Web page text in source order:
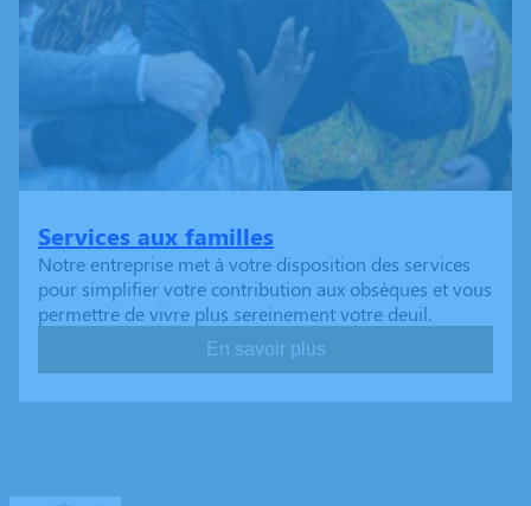
Services aux familles
Notre entreprise met à votre disposition des services
pour simplifier votre contribution aux obsèques et vous
permettre de vivre plus sereinement votre deuil.
En savoir plus